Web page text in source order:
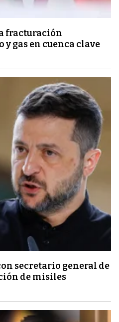
fracturación
gas en cuenca clave
secretario general de
de misiles